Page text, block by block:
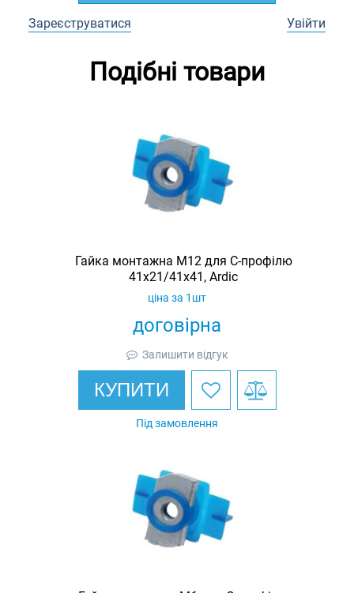
Зареєструватися Увійти
Подібні товари
Гайка монтажна M12 для C-профілю
41х21/41х41, Ardic
договірна
ціна за 1шт
Залишити відгук
КУПИТИ
Під замовлення